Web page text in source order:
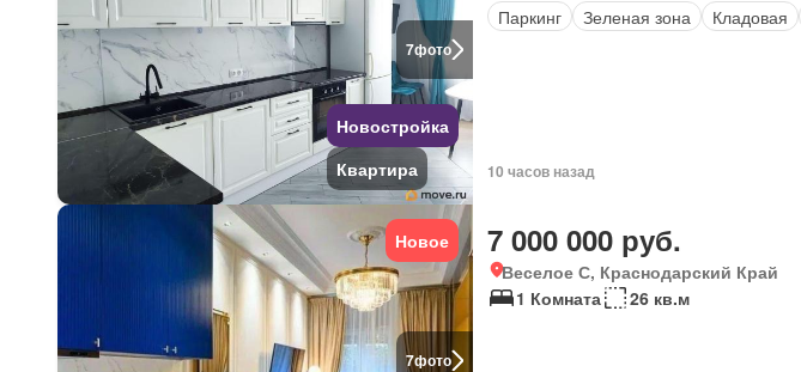
7фото
Новостройка
Квартира
Паркинг
Зеленая зона Кладовая
10 часов назад
7фото
Новое 7 000 000 руб.
Веселое С, Краснодарский Край
1 Комната
26 кв.м